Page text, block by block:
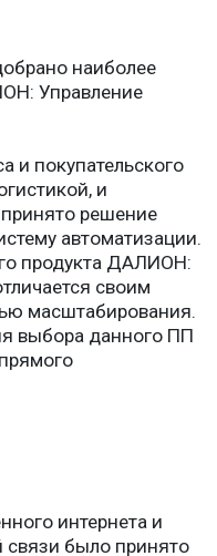
наиболее
Управление
и покупательского
и
решение
автоматизации.
продукта ДАЛИОН:
своим
масштабирования.
выбора данного ПП
интернета и
было принято